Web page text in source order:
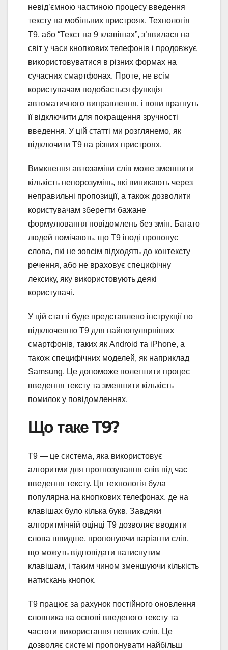
невід’ємною частиною процесу введення
тексту на мобільних пристроях. Технологія
T9, або “Текст на 9 клавішах”, з’явилася на
світ у часи кнопкових телефонів і продовжує
використовуватися в різних формах на
сучасних смартфонах. Проте, не всім
користувачам подобається функція
автоматичного виправлення, і вони прагнуть
її відключити для покращення зручності
введення. У цій статті ми розглянемо, як
відключити T9 на різних пристроях.
Вимкнення автозаміни слів може зменшити
кількість непорозумінь, які виникають через
неправильні пропозиції, а також дозволити
користувачам зберегти бажане
формулювання повідомлень без змін. Багато
людей помічають, що T9 іноді пропонує
слова, які не зовсім підходять до контексту
речення, або не враховує специфічну
лексику, яку використовують деякі
користувачі.
У цій статті буде представлено інструкції по
відключенню T9 для найпопулярніших
смартфонів, таких як Android та iPhone, а
також специфічних моделей, як наприклад
Samsung. Це допоможе полегшити процес
введення тексту та зменшити кількість
помилок у повідомленнях.
Що таке T9?
T9 — це система, яка використовує
алгоритми для прогнозування слів під час
введення тексту. Ця технологія була
популярна на кнопкових телефонах, де на
клавішах було кілька букв. Завдяки
алгоритмічній оцінці T9 дозволяє вводити
слова швидше, пропонуючи варіанти слів,
що можуть відповідати натиснутим
клавішам, і таким чином зменшуючи кількість
натискань кнопок.
T9 працює за рахунок постійного оновлення
словника на основі введеного тексту та
частоти використання певних слів. Це
дозволяє системі пропонувати найбільш